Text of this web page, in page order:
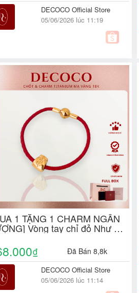
DECOCO Official Store
05/06/2026 lúc 11:19
1 TẶNG 1 CHARM NGÂN
Vòng tay chỉ đỏ Như Ý
mắn DECOCO ACC (kèm
giấy + Hộp + Thiệp)
₫ Đã Bán 8,8k
DECOCO Official Store
05/06/2026 lúc 11:14